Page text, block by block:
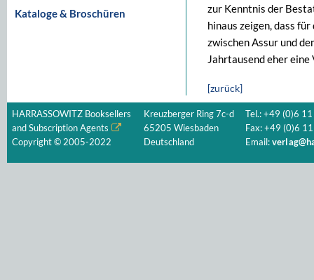
Kataloge & Broschüren
zur Kenntnis der
hinaus zeigen, dass
zwischen Assur und
Jahrtausend eher
[zurück]
HARRASSOWITZ Booksellers
and Subscription Agents
Copyright © 2005-2022
Kreuzberger Ring 7c-d
65205 Wiesbaden
Deutschland
Tel.: +49 (0)6
Fax: +49 (0)6
Email: